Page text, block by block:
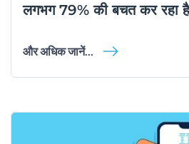
लगभग 79% की बचत कर रहा
और अधिक जानें...